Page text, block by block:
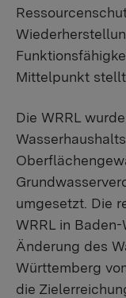
Mittelpunkt stellt.
Die WRRL
umgesetzt. Die
WRRL in
Änderung des
Württemberg
die